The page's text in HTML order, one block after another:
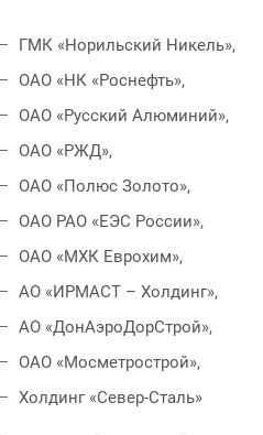
ГМК «Норильский Никель»,
ОАО «НК «Роснефть»,
ОАО «Русский Алюминий»,
ОАО «РЖД»,
ОАО «Полюс Золото»,
ОАО РАО «ЕЭС России»,
ОАО «МХК Еврохим»,
АО «ИРМАСТ – Холдинг»,
АО «ДонАэроДорСтрой»,
ОАО «Мосметрострой»,
Холдинг «Север-Сталь»